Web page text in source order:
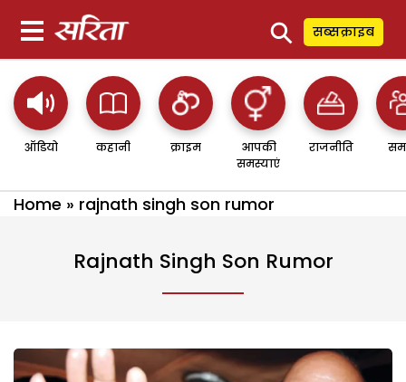
⚲ सब्सक्राइब
ऑडियो कहानी क्राइम
आपकी
समस्याएं
राजनीति
Home » rajnath singh son rumor
Rajnath Singh Son Rumor